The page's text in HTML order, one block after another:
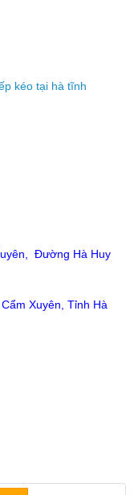
kéo tại hà tĩnh
Đường Hà Huy
Xuyên, Tỉnh Hà